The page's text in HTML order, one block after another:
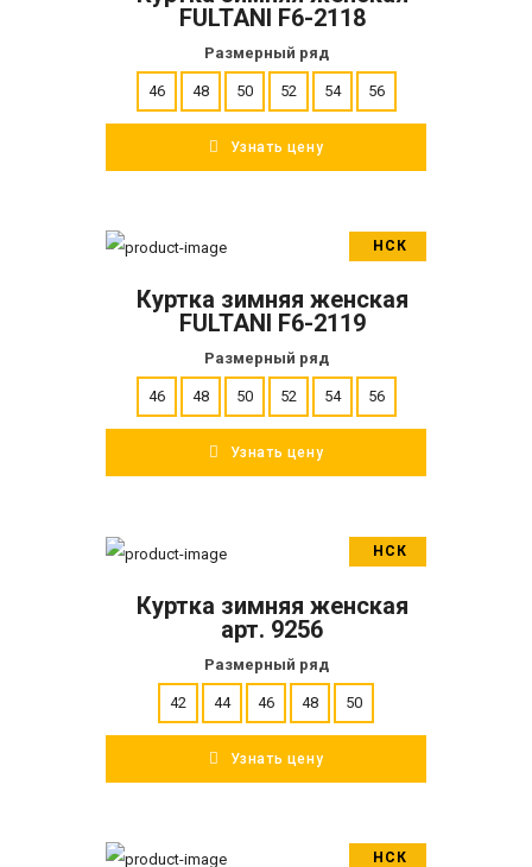
FULTANI F6-2118
Размерный ряд
46 48 50 52 54 56
Узнать цену
НСК
ПОДРОБНЕЕ
Куртка зимняя женская
FULTANI F6-2119
Размерный ряд
46 48 50 52 54 56
Узнать цену
НСК
ПОДРОБНЕЕ
Куртка зимняя женская
арт. 9256
Размерный ряд
42 44 46 48 50
Узнать цену
НСК